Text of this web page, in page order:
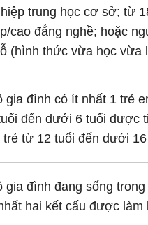
trung học cơ sở; từ
cao đẳng nghề; hoặc
(hình thức vừa học vừa
gia đình có ít nhất 1 trẻ
đến dưới 6 tuổi được
trẻ từ 12 tuổi đến dưới
gia đình đang sống
hai kết cấu được làm